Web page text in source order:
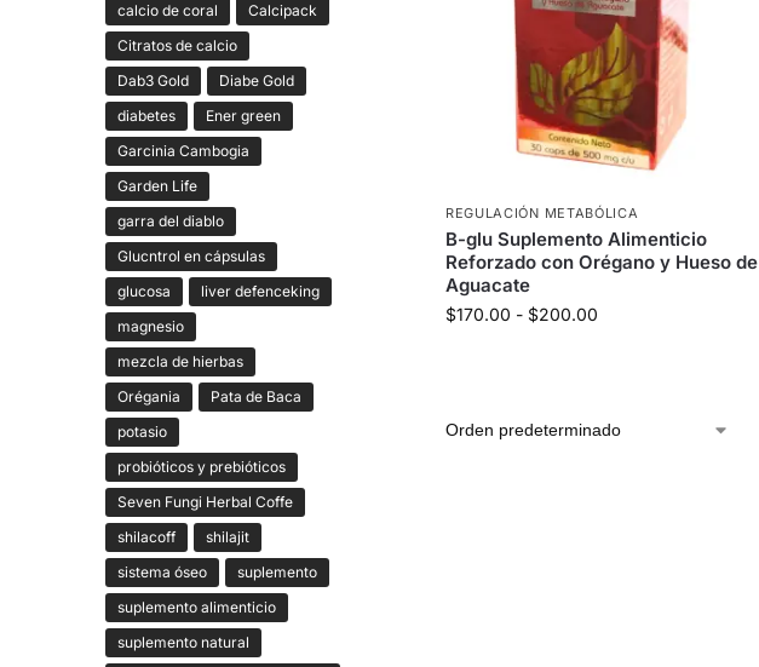
REGULACIÓN METABÓLICA
B-glu Suplemento Alimenticio
Reforzado con Orégano y Hueso de
Aguacate
$170.00 - $200.00
calcio de coral
Calcipack
Citratos de calcio
Dab3 Gold
Diabe Gold
diabetes
Ener green
Garcinia Cambogia
Garden Life
garra del diablo
Glucntrol en cápsulas
glucosa
liver defenceking
magnesio
mezcla de hierbas
Orégania
Pata de Baca
potasio
probióticos y prebióticos
Seven Fungi Herbal Coffe
shilacoff
shilajit
sistema óseo
suplemento
suplemento alimenticio
suplemento natural